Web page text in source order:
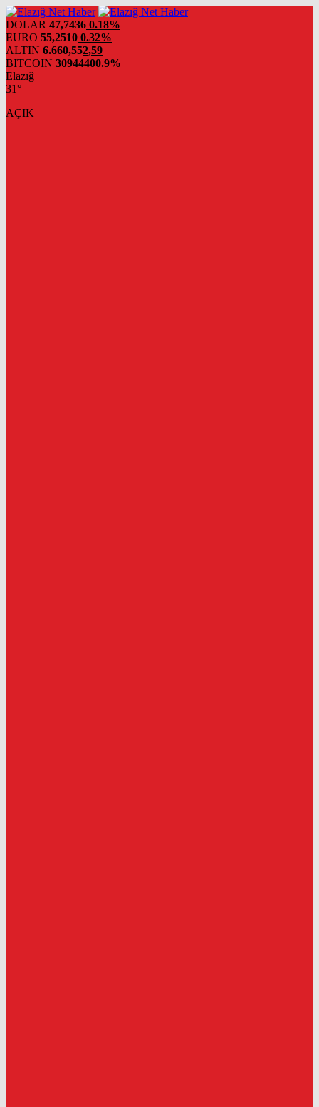
DOLAR 47,7436 0.18%
EURO 55,2510 0.32%
ALTIN 6.660,552,59
BITCOIN 30944400.9%
Elazığ
31°
AÇIK